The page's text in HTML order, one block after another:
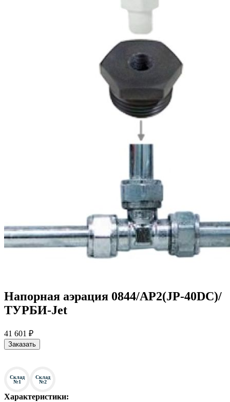
Напорная аэрация 0844/AP2(JP-40DC)/
ТУРБИ-Jet
41 601 ₽
Заказать
Склад
№1
Склад
№2
Характеристики: